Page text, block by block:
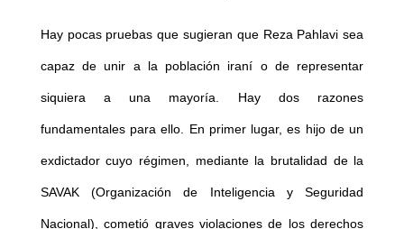
Hay pocas pruebas que sugieran que Reza Pahlavi sea
capaz de unir a la población iraní o de representar
siquiera a una mayoría. Hay dos razones
fundamentales para ello. En primer lugar, es hijo de un
exdictador cuyo régimen, mediante la brutalidad de la
SAVAK (Organización de Inteligencia y Seguridad
Nacional), cometió graves violaciones de los derechos